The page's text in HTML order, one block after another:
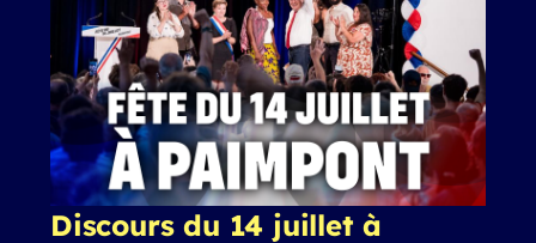
Discours du 14 juillet à